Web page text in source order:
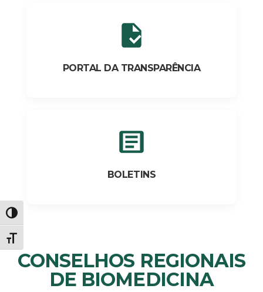
Alternar alto contraste
Alternar tamanho da fonte
PORTAL DA TRANSPARÊNCIA
BOLETINS
CONSELHOS REGIONAIS
DE BIOMEDICINA